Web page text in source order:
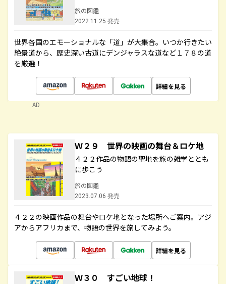
旅の図鑑
2022.11.25 発売
世界各国のエモーショナルな「道」が大集合。いつか行きたい
絶景道から、歴史深い古道にデンジャラスな道など１７８の道
を厳選！
詳細を見る
AD
Ｗ２９ 世界の映画の舞台＆ロケ地
４２２作品の物語の聖地を旅の雑学ととも
に歩こう
旅の図鑑
2023.07.06 発売
４２２の映画作品の舞台やロケ地となった場所へご案内。アジ
アからアフリカまで、物語の世界を旅してみよう。
詳細を見る
Ｗ３０ すごい地球！